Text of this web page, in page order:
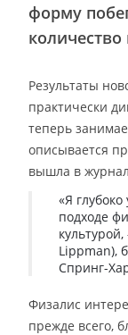
форму
Результаты
практически
теперь
описывается
вышла в
«Я
подходе
Lippman),
Спринг-
Физалис
прежде всего,